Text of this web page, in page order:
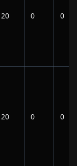
20 0 0
20 0 0